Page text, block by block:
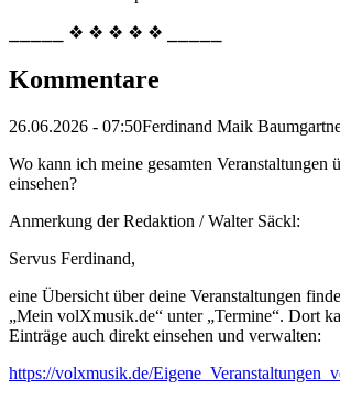
⎯⎯⎯⎯⎯ ❖ ❖ ❖ ❖ ❖ ⎯⎯⎯⎯⎯
Kommentare
26.06.2026 - 07:50Ferdinand Maik
Wo kann ich meine gesamten Veranstaltungen
einsehen?
Anmerkung der Redaktion /Walter Säckl:
Servus Ferdinand,
eine Übersicht über deine Veranstaltungen
„Mein volXmusik.de“ unter „Termine“. Dort
Einträge auch direkt einsehen und verwalten:
https://volxmusik.de/